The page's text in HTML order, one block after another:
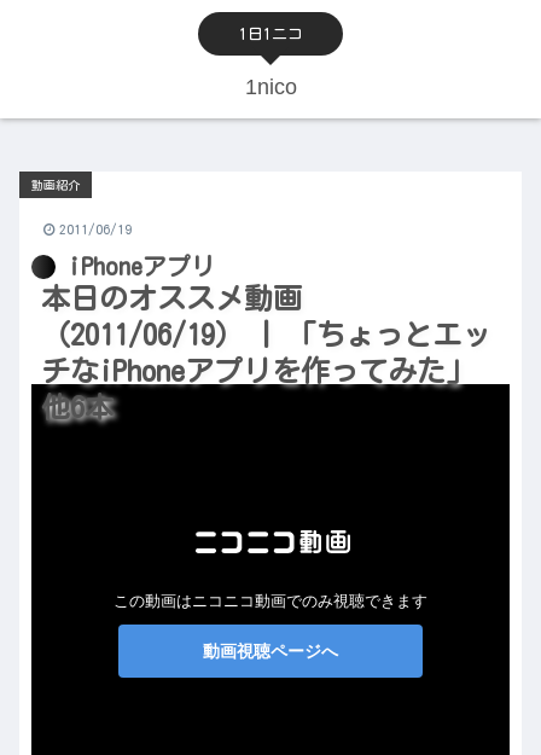
1日1ニコ
1nico
本日のオススメ動画
（2011/06/19） | 「ちょっとエッ
チなiPhoneアプリを作ってみた」
他6本
動画紹介
2011/06/19
iPhoneアプリ